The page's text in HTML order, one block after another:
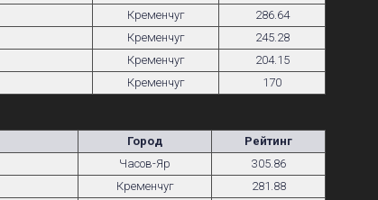
Кременчуг
286.64
Кременчуг
245.28
Кременчуг
204.15
Кременчуг 170
Город
Рейтинг
Часов-Яр
305.86
Кременчуг
281.88